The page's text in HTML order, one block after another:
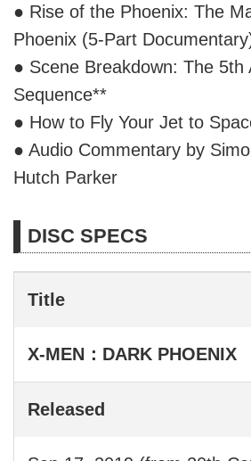
● Rise of the Phoenix: The
Phoenix (5-Part
● Scene Breakdown: The 5th
Sequence**
● How to Fly Your Jet to
● Audio Commentary by
Hutch Parker
DISC SPECS
Title
X-MEN：DARK PHOENIX
Released